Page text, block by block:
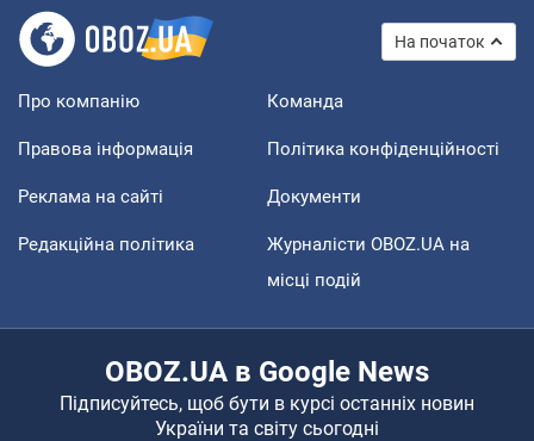
На початок
Про компанію Команда
Правова інформація Політика конфіденційності
Реклама на сайті Документи
Редакційна політика
Журналісти OBOZ.UA на
місці подій
OBOZ.UA в Google News
Підписуйтесь, щоб бути в курсі останніх новин
України та світу сьогодні